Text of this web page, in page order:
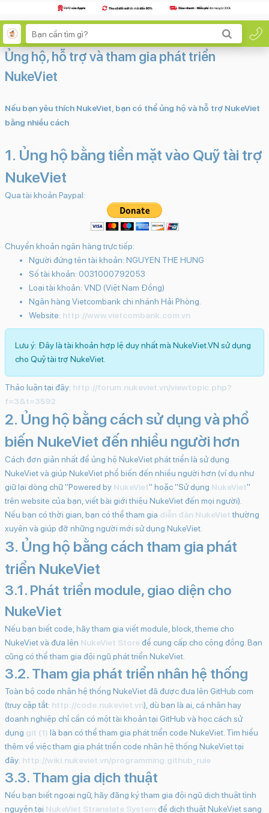
Ủng hộ, hỗ trợ và tham gia phát triển
NukeViet
Nếu bạn yêu thích NukeViet, bạn có thể ủng hộ và hỗ trợ NukeViet
bằng nhiều cách
1. Ủng hộ bằng tiền mặt vào Quỹ tài trợ
NukeViet
Qua tài khoản Paypal:
Chuyển khoản ngân hàng trực tiếp:
Người đứng tên tài khoản: NGUYEN THE HUNG
Số tài khoản: 0031000792053
Loại tài khoản: VND (Việt Nam Đồng)
Ngân hàng Vietcombank chi nhánh Hải Phòng.
Website: http://www.vietcombank.com.vn
Lưu ý: Đây là tài khoản hợp lệ duy nhất mà NukeViet.VN sử dụng
cho Quỹ tài trợ NukeViet.
Thảo luận tại đây: http://forum.nukeviet.vn/viewtopic.php?
f=3&t=3592
2. Ủng hộ bằng cách sử dụng và phổ
biến NukeViet đến nhiều người hơn
Cách đơn giản nhất để ủng hộ NukeViet phát triển là sử dụng
NukeViet và giúp NukeViet phổ biến đến nhiều người hơn (ví dụ như
giữ lại dòng chữ "Powered by NukeViet" hoặc "Sử dụng NukeViet"
trên website của bạn, viết bài giới thiệu NukeViet đến mọi người).
Nếu bạn có thời gian, bạn có thể tham gia diễn đàn NukeVietthường
xuyên và giúp đỡ những người mới sử dụng NukeViet.
3. Ủng hộ bằng cách tham gia phát
triển NukeViet
3.1. Phát triển module, giao diện cho
NukeViet
Nếu bạn biết code, hãy tham gia viết module, block, theme cho
NukeViet và đưa lên NukeViet Store để cung cấp cho cộng đồng. Bạn
cũng có thể tham gia đội ngũ phát triển NukeViet.
3.2. Tham gia phát triển nhân hệ thống
Toàn bộ code nhân hệ thống NukeViet đã được đưa lên GitHub.com
(truy cập tắt: http://code.nukeviet.vn), dù bạn là ai, cá nhân hay
doanh nghiệp chỉ cần có một tài khoản tại GitHub và học cách sử
dụng git (1) là bạn có thể tham gia phát triển code NukeViet. Tìm hiểu
thêm về việc tham gia phát triển code nhân hệ thống NukeViet tại
đây: http://wiki.nukeviet.vn/programming:github_rule
3.3. Tham gia dịch thuật
Nếu bạn biết ngoại ngữ, hãy đăng ký tham gia đội ngũ dịch thuật tình
nguyện tại NukeViet Stranslate System để dịch thuật NukeViet sang